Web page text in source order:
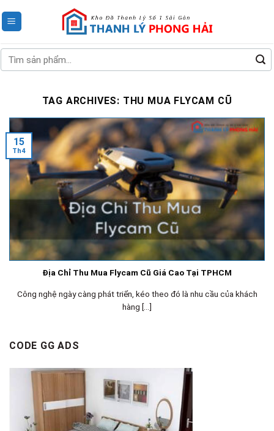
to
Tìm
kiếm:
TAG ARCHIVES: THU MUA FLYCAM CŨ
Địa Chỉ Thu Mua Flycam Cũ Giá Cao Tại TPHCM
Công nghệ ngày càng phát triển, kéo theo đó là nhu cầu của khách
hàng [...]
15
Th4
CODE GG ADS